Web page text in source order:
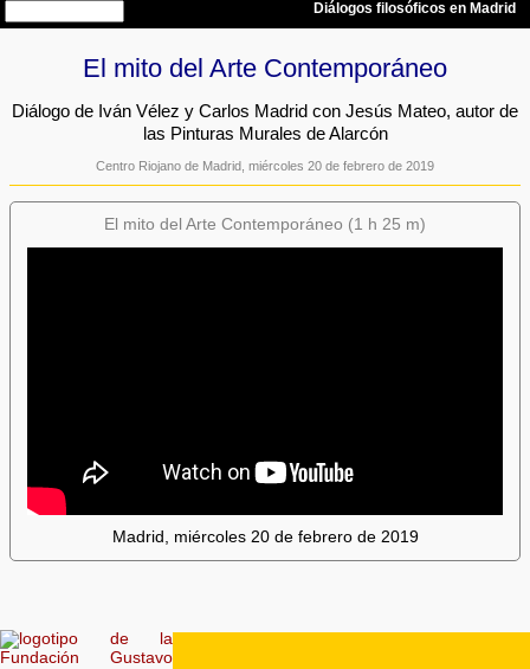
El mito del Arte Contemporáneo
Diálogo de Iván Vélez y Carlos Madrid con Jesús Mateo, autor de
las Pinturas Murales de Alarcón
Centro Riojano de Madrid, miércoles 20 de febrero de 2019
El mito del Arte Contemporáneo (1 h 25 m)
Madrid, miércoles 20 de febrero de 2019